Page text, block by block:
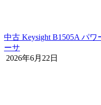
中古 Keysight B1505A パ
ーサ
2026年6月22日